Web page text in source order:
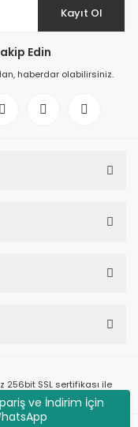
ve İndirim İçin
Kayıt Ol
Edin
haberdar olabilirsiniz.
256bit SSL sertifikası ile